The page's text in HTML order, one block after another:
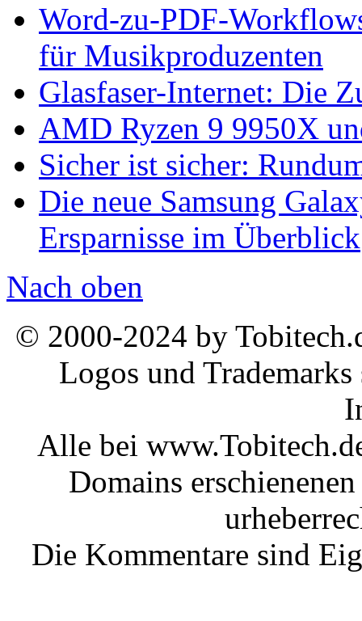
Word-zu-PDF-
für Musikproduzenten
Glasfaser-Internet: Die
AMD Ryzen 9 9950X
Sicher ist sicher:
Die neue Samsung
Ersparnisse im Überblick
Nach oben
© 2000-2024 by
Logos und
Alle bei
Domains
Die Kommentare sind